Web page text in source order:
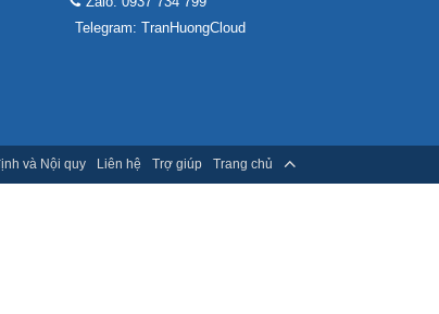
Telegram: TranHuongCloud
và Nội quy Liên hệ Trợ giúp Trang chủ